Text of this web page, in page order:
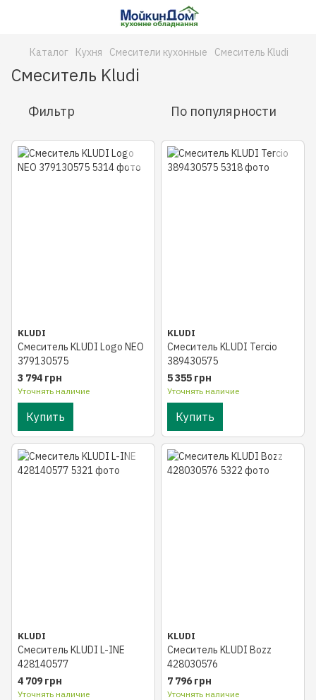
Каталог Кухня Смесители кухонные Смеситель Kludi
Смеситель Kludi
Фильтр По популярности
KLUDI
Смеситель KLUDI Logo NEO
379130575
3 794 грн
Уточнять наличие
Купить
KLUDI
Смеситель KLUDI Tercio
389430575
5 355 грн
Уточнять наличие
Купить
KLUDI
Смеситель KLUDI L-INE
428140577
4 709 грн
Уточнять наличие
KLUDI
Смеситель KLUDI Bozz
428030576
7 796 грн
Уточнять наличие